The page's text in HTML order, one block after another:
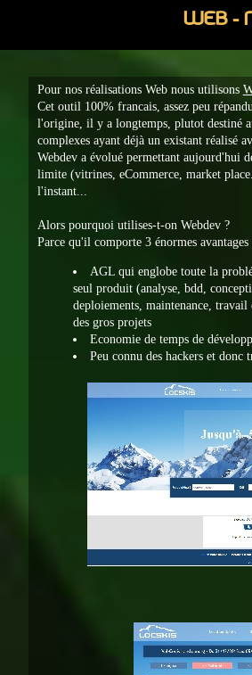
WEB -
Pour nos réalisations Web nous utilisons
Cet outil 100% francais, assez peu
l'origine, il y a longtemps, plutot destiné
complexes ayant déjà un existant réalisé
Webdev a évolué permettant aujourd'hui
limite (vitrines, eCommerce, market
l'instant...
Alors pourquoi utilises-t-on Webdev ?
Parce qu'il comporte 3 énormes avantages
AGL qui englobe toute la
seul produit (analyse, bdd,
deploiements, maintenance,
des gros projets
Economie de temps de
Peu connu des hackers et donc